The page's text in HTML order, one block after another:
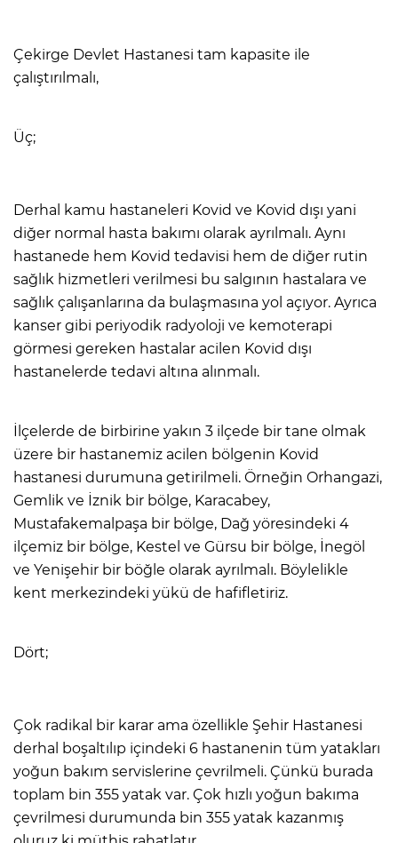
Çekirge Devlet Hastanesi tam kapasite ile
çalıştırılmalı,
Üç;
Derhal kamu hastaneleri Kovid ve Kovid dışı yani
diğer normal hasta bakımı olarak ayrılmalı. Aynı
hastanede hem Kovid tedavisi hem de diğer rutin
sağlık hizmetleri verilmesi bu salgının hastalara ve
sağlık çalışanlarına da bulaşmasına yol açıyor. Ayrıca
kanser gibi periyodik radyoloji ve kemoterapi
görmesi gereken hastalar acilen Kovid dışı
hastanelerde tedavi altına alınmalı.
İlçelerde de birbirine yakın 3 ilçede bir tane olmak
üzere bir hastanemiz acilen bölgenin Kovid
hastanesi durumuna getirilmeli. Örneğin Orhangazi,
Gemlik ve İznik bir bölge, Karacabey,
Mustafakemalpaşa bir bölge, Dağ yöresindeki 4
ilçemiz bir bölge, Kestel ve Gürsu bir bölge, İnegöl
ve Yenişehir bir böğle olarak ayrılmalı. Böylelikle
kent merkezindeki yükü de hafifletiriz.
Dört;
Çok radikal bir karar ama özellikle Şehir Hastanesi
derhal boşaltılıp içindeki 6 hastanenin tüm yatakları
yoğun bakım servislerine çevrilmeli. Çünkü burada
toplam bin 355 yatak var. Çok hızlı yoğun bakıma
çevrilmesi durumunda bin 355 yatak kazanmış